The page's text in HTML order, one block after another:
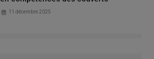
11 décembre 2025